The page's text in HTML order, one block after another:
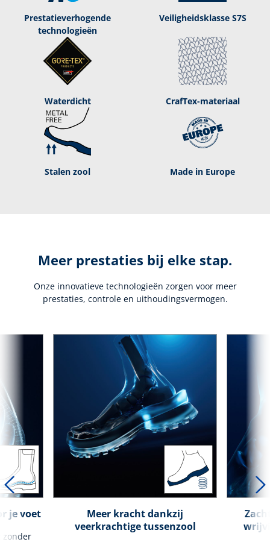
Prestatieverhogende
technologieën
Veiligheidsklasse S7S
Waterdicht CrafTex-materiaal
Stalen zool Made in Europe
Meer prestaties bij elke stap.
Onze innovatieve technologieën zorgen voor meer
prestaties, controle en uithoudingsvermogen.
je voet
zonder
Meer kracht dankzij
veerkrachtige tussenzool